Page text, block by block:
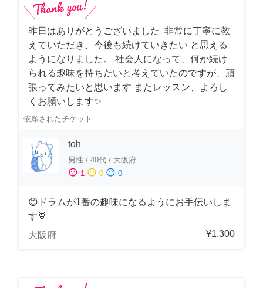
昨日はありがとうございました 非常に丁寧に教
えていただき、今後も続けていきたい と思える
ようになりました。 社会人になって、何か続け
られる趣味を持ちたいと考えていたのですが、頑
張ってみたいと思います またレッスン、よろし
くお願いします✨
依頼されたチケット
toh
男性 / 40代 / 大阪府
sentiment_satisfied 1 sentiment_neutral 0 sentiment_dissatisfied 0
😊ドラムが1番の趣味になるようにお手伝いしま
す🥁
大阪府
¥1,300